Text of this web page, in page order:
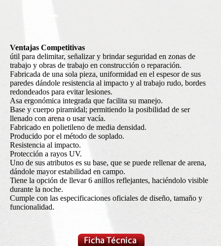
Ventajas Competitivas
útil para delimitar, señalizar y brindar seguridad en zonas de
trabajo y obras de trabajo en construcción o reparación.
Fabricada de una sola pieza, uniformidad en el espesor de sus
paredes dándole resistencia al impacto y al trabajo rudo, bordes
redondeados para evitar lesiones.
Asa ergonómica integrada que facilita su manejo.
Base y cuerpo piramidal; permitiendo la posibilidad de ser
llenado con arena o usar vacía.
Fabricado en polietileno de media densidad.
Producido por el método de soplado.
Resistencia al impacto.
Protección a rayos UV.
Uno de sus atributos es su base, que se puede rellenar de arena,
dándole mayor estabilidad en campo.
Tiene la opción de llevar 6 anillos reflejantes, haciéndolo visible
durante la noche.
Cumple con las especificaciones oficiales de diseño, tamaño y
funcionalidad.